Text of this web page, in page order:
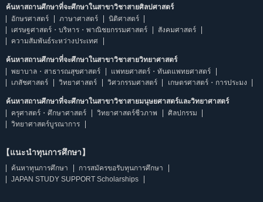
ค้นหาสถานศึกษาที่จะศึกษาในสาขาวิชาสายศิลปศาสตร์
อักษรศาสตร์
ภาษาศาสตร์
นิติศาสตร์
เศรษฐศาสตร์・บริหาร・พาณิชยกรรมศาสตร์
สังคมศาสตร์
ความสัมพันธ์ระหว่างประเทศ
ค้นหาสถานศึกษาที่จะศึกษาในสาขาวิชาสายวิทยาศาสตร์
พยาบาล・สาธารณสุขศาสตร์
แพทยศาสตร์・ทันตแพทยศาสตร์
เภสัชศาสตร์
วิทยาศาสตร์ วิศวกรรมศาสตร์ เกษตรศาสตร์・การประมง
ค้นหาสถานศึกษาที่จะศึกษาในสาขาวิชาสายมนุษยศาสตร์และวิทยาศาสตร์
ครุศาสตร์・ศึกษาศาสตร์
วิทยาศาสตร์ชีวภาพ
ศิลปกรรม
วิทยาศาสตร์บูรณาการ
【แนะนำทุนการศึกษา】
ค้นหาทุนการศึกษา
การสมัครขอรับทุนการศึกษา
JAPAN STUDY SUPPORT Scholarships